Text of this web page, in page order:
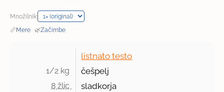
Množilnik:
📏Mere · 🌿Začimbe
listnato testo
1/2 kg češpelj
8 žlic
sladkorja